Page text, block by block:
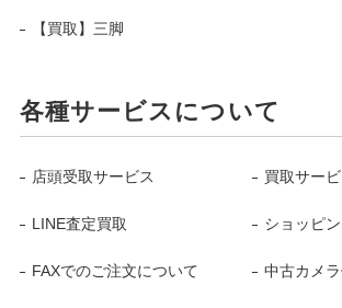
【買取】三脚
各種サービスについて
店頭受取サービス 買取サー
LINE査定買取 ショッピ
FAXでのご注文について 中古カメ